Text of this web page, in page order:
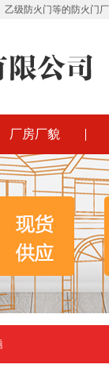
级防火门等的防火门厂
厂房厂貌